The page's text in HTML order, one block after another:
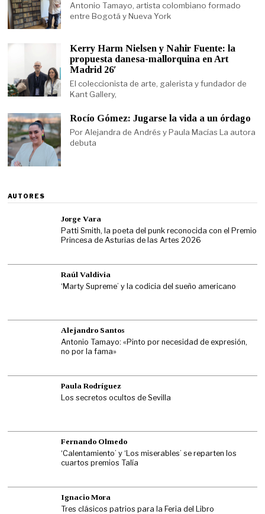
Antonio Tamayo, artista colombiano formado
entre Bogotá y Nueva York
Kerry Harm Nielsen y Nahir Fuente: la
propuesta danesa-mallorquina en Art
Madrid 26′
El coleccionista de arte, galerista y fundador de
Kant Gallery,
Rocío Gómez: Jugarse la vida a un órdago
Por Alejandra de Andrés y Paula Macías La autora
debuta
AUTORES
Jorge Vara
Patti Smith, la poeta del punk reconocida con el Premio
Princesa de Asturias de las Artes 2026
Raúl Valdivia
‘Marty Supreme’ y la codicia del sueño americano
Alejandro Santos
Antonio Tamayo: «Pinto por necesidad de expresión,
no por la fama»
Paula Rodríguez
Los secretos ocultos de Sevilla
Fernando Olmedo
‘Calentamiento’ y ‘Los miserables’ se reparten los
cuartos premios Talía
Ignacio Mora
Tres clásicos patrios para la Feria del Libro